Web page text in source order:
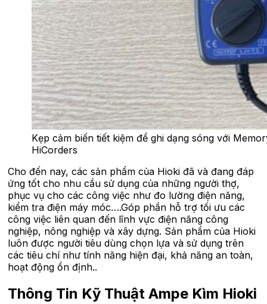
Kẹp cảm biến tiết kiệm để ghi dạng sóng với
HiCorders
Cho đến nay, các sản phẩm của Hioki đã và đang đáp
ứng tốt cho nhu cầu sử dụng của những người thợ,
phục vụ cho các công việc như đo lường điện năng,
kiểm tra điện máy móc….Góp phần hỗ trợ tối ưu các
công việc liên quan đến lĩnh vực điện năng công
nghiệp, nông nghiệp và xây dựng. Sản phẩm của Hioki
luôn được người tiêu dùng chọn lựa và sử dụng trên
các tiêu chí như tính năng hiện đại, khả năng an toàn,
hoạt động ổn định..
Thông Tin Kỹ Thuật Ampe Kìm Hioki